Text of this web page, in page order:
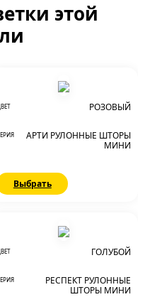
этой
РОЗОВЫЙ
АРТИ РУЛОННЫЕ ШТОРЫ
МИНИ
Выбрать
ГОЛУБОЙ
РЕСПЕКТ РУЛОННЫЕ
ШТОРЫ МИНИ